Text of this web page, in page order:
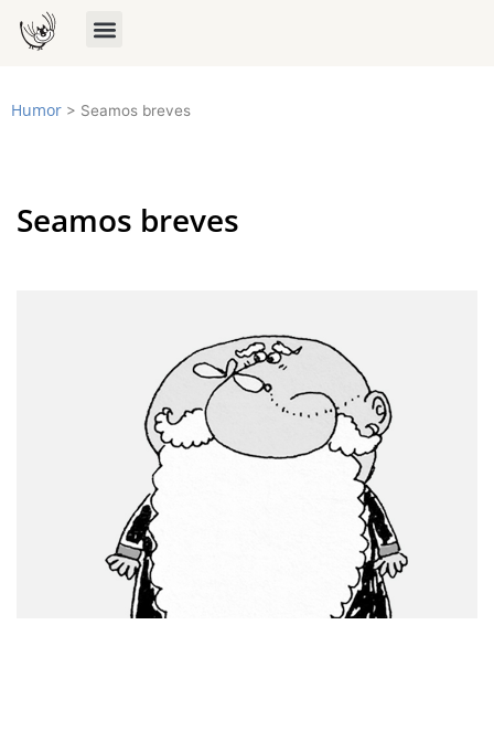
Humor > Seamos breves
Seamos breves